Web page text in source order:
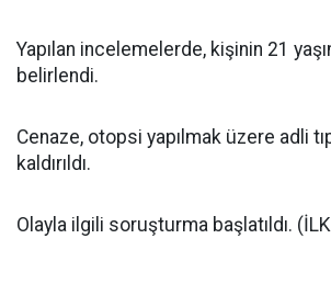
Yapılan incelemelerde, kişinin 21
belirlendi.
Cenaze, otopsi yapılmak üzere adli
kaldırıldı.
Olayla ilgili soruşturma başlatıldı.